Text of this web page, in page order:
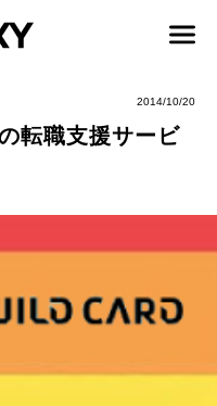
2014/10/20
転職支援サービ